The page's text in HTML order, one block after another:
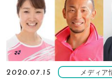
2020.07.15 メディア